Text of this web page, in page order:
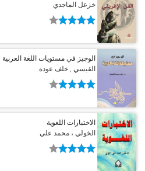
خزعل الماجدي
الوجيز في مستويات اللغة العربية
القيسي , خلف عودة
الاختبارات اللغوية
الخولي ، محمد علي